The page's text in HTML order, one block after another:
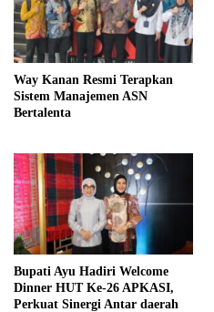
Way Kanan Resmi Terapkan
Sistem Manajemen ASN
Bertalenta
Bupati Ayu Hadiri Welcome
Dinner HUT Ke-26 APKASI,
Perkuat Sinergi Antar daerah